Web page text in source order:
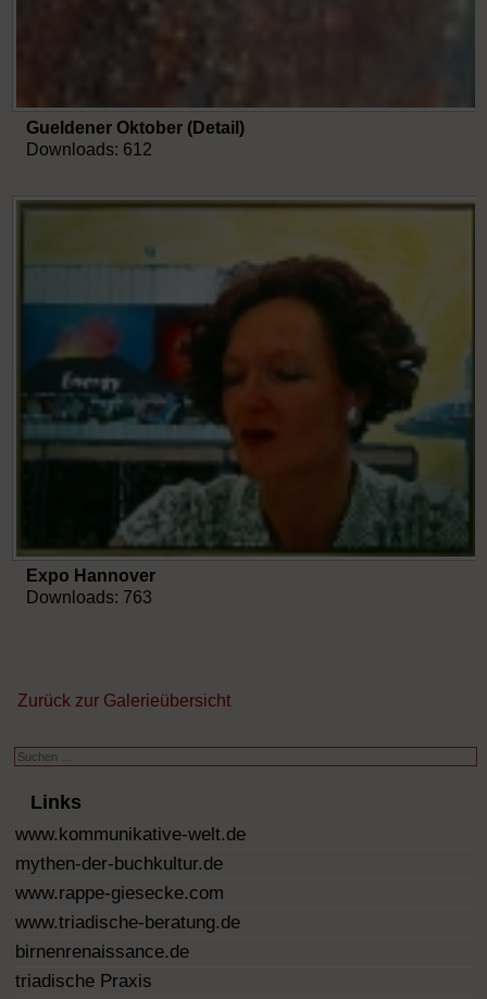
Suchen
Links
www.kommunikative-welt.de
mythen-der-buchkultur.de
www.rappe-giesecke.com
www.triadische-beratung.de
birnenrenaissance.de
triadische Praxis
Gueldener Oktober (Detail)
Downloads: 612
Expo Hannover
Downloads: 763
Zurück zur Galerieübersicht